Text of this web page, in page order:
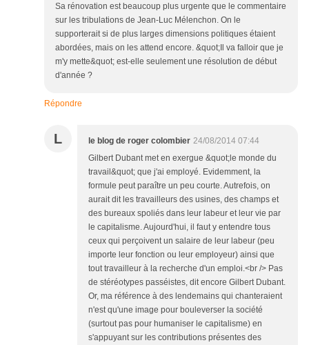
Sa rénovation est beaucoup plus urgente que le commentaire
sur les tribulations de Jean-Luc Mélenchon. On le
supporterait si de plus larges dimensions politiques étaient
abordées, mais on les attend encore. &quot;Il va falloir que je
m'y mette&quot; est-elle seulement une résolution de début
d'année ?
Répondre
L le blog de roger colombier 24/08/2014 07:44
Gilbert Dubant met en exergue &quot;le monde du
travail&quot; que j'ai employé. Evidemment, la
formule peut paraître un peu courte. Autrefois, on
aurait dit les travailleurs des usines, des champs et
des bureaux spoliés dans leur labeur et leur vie par
le capitalisme. Aujourd'hui, il faut y entendre tous
ceux qui perçoivent un salaire de leur labeur (peu
importe leur fonction ou leur employeur) ainsi que
tout travailleur à la recherche d'un emploi.<br /> Pas
de stéréotypes passéistes, dit encore Gilbert Dubant.
Or, ma référence à des lendemains qui chanteraient
n'est qu'une image pour bouleverser la société
(surtout pas pour humaniser le capitalisme) en
s'appuyant sur les contributions présentes des